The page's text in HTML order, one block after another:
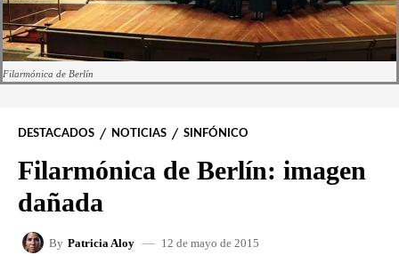
Filarmónica de Berlín
DESTACADOS NOTICIAS SINFÓNICO
Filarmónica de Berlín: imagen
dañada
By Patricia Aloy 12 de mayo de 2015